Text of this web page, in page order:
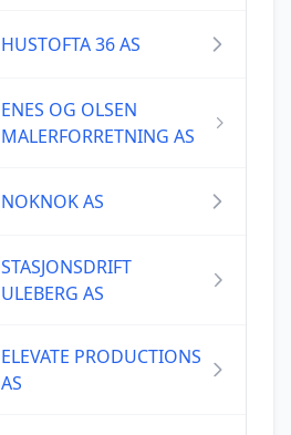
HUSTOFTA 36 AS
ENES OG OLSEN
MALERFORRETNING AS
NOKNOK AS
STASJONSDRIFT
ULEBERG AS
ELEVATE PRODUCTIONS
AS